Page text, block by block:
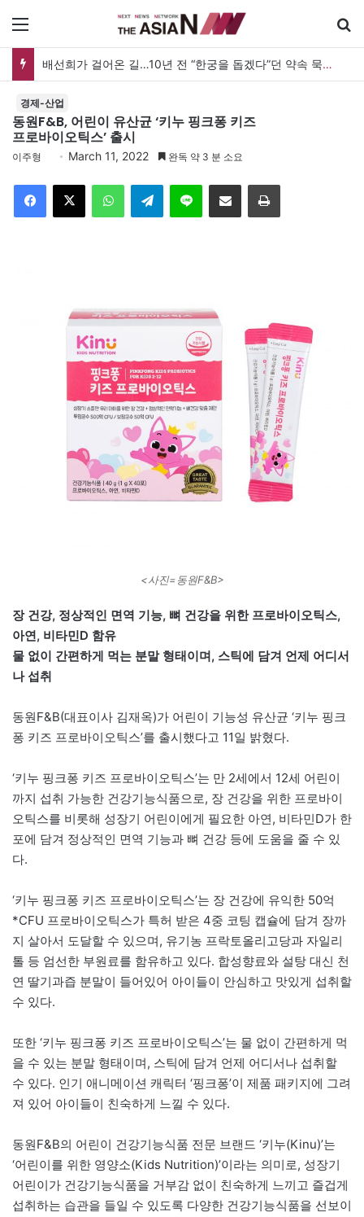
배선희가 걸어온 길…10년 전 “한궁을 돕겠다”던 약속 묵묵히 실천
경제-산업
동원F&B, 어린이 유산균 ‘키누 핑크퐁 키즈
프로바이오틱스’ 출시
이주형 March 11, 2022 완독 약 3 분 소요
Telegram 이메일
<사진=동원F&B>
장 건강, 정상적인 면역 기능, 뼈 건강을 위한 프로바이오틱스,
아연, 비타민D 함유
물 없이 간편하게 먹는 분말 형태이며, 스틱에 담겨 언제 어디서
나 섭취
동원F&B(대표이사 김재옥)가 어린이 기능성 유산균 ‘키누 핑크
퐁 키즈 프로바이오틱스’를 출시했다고 11일 밝혔다.
‘키누 핑크퐁 키즈 프로바이오틱스’는 만 2세에서 12세 어린이
까지 섭취 가능한 건강기능식품으로, 장 건강을 위한 프로바이
오틱스를 비롯해 성장기 어린이에게 필요한 아연, 비타민D가 한
포에 담겨 정상적인 면역 기능과 뼈 건강 등에 도움을 줄 수 있
다.
‘키누 핑크퐁 키즈 프로바이오틱스’는 장 건강에 유익한 50억
*CFU 프로바이오틱스가 특허 받은 4중 코팅 캡슐에 담겨 장까
지 살아서 도달할 수 있으며, 유기농 프락토올리고당과 자일리
톨 등 엄선한 부원료를 함유하고 있다. 합성향료와 설탕 대신 천
연 딸기과즙 분말이 들어있어 아이들이 안심하고 맛있게 섭취할
수 있다.
또한 ‘키누 핑크퐁 키즈 프로바이오틱스’는 물 없이 간편하게 먹
을 수 있는 분말 형태이며, 스틱에 담겨 언제 어디서나 섭취할
수 있다. 인기 애니메이션 캐릭터 ‘핑크퐁’이 제품 패키지에 그려
져 있어 아이들이 친숙하게 느낄 수 있다.
동원F&B의 어린이 건강기능식품 전문 브랜드 ‘키누(Kinu)’는
‘어린이를 위한 영양소(Kids Nutrition)’이라는 의미로, 성장기
어린이가 건강기능식품을 거부감 없이 친숙하게 느끼고 즐겁게
섭취하는 습관을 들일 수 있도록 다양한 건강기능식품을 선보이